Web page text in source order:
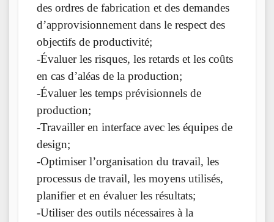
des ordres de fabrication et des demandes
d’approvisionnement dans le respect des
objectifs de productivité;
-Évaluer les risques, les retards et les coûts
en cas d’aléas de la production;
-Évaluer les temps prévisionnels de
production;
-Travailler en interface avec les équipes de
design;
-Optimiser l’organisation du travail, les
processus de travail, les moyens utilisés,
planifier et en évaluer les résultats;
-Utiliser des outils nécessaires à la